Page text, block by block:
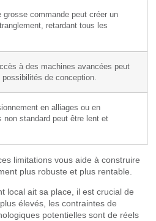
grosse commande peut créer un
retardant tous les
à des machines avancées peut
possibilités de conception.
en alliages ou en
non standard peut être lent et
limitations vous aide à construire
plus robuste et plus rentable.
local ait sa place, il est crucial de
élevés, les contraintes de
potentielles sont de réels